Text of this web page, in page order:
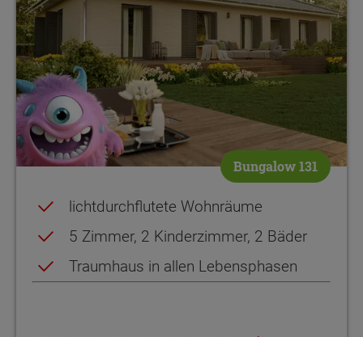
Bungalow 131
lichtdurchflutete Wohnräume
5 Zimmer, 2 Kinderzimmer, 2 Bäder
Traumhaus in allen Lebensphasen